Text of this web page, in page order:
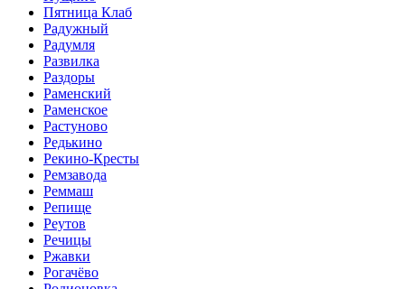
Пятница Клаб
Радужный
Радумля
Развилка
Раздоры
Раменский
Раменское
Растуново
Редькино
Рекино-Кресты
Ремзавода
Реммаш
Репище
Реутов
Речицы
Ржавки
Рогачёво